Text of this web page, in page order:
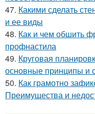
47. Какими сделать
и ее виды
48. Как и чем обшить
профнастила
49. Круговая
основные принципы и
50. Как грамотно
Преимущества и